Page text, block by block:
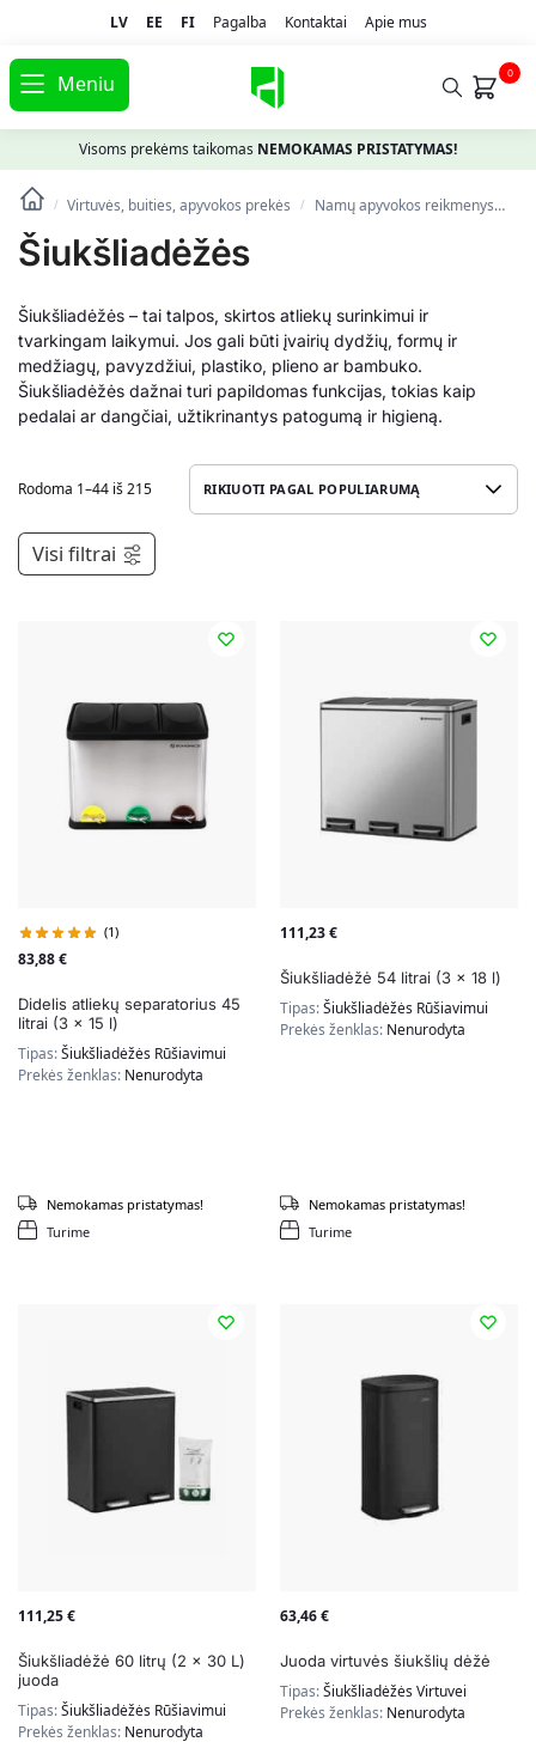
LV EE FI Pagalba Kontaktai Apie mus
Meniu 0
Visoms prekėms taikomas NEMOKAMAS PRISTATYMAS!
/ Virtuvės, buities, apyvokos prekės / Namų apyvokos reikmenys
Šiukšliadėžės
Šiukšliadėžės – tai talpos, skirtos atliekų surinkimui ir
tvarkingam laikymui. Jos gali būti įvairių dydžių, formų ir
medžiagų, pavyzdžiui, plastiko, plieno ar bambuko.
Šiukšliadėžės dažnai turi papildomas funkcijas, tokias kaip
pedalai ar dangčiai, užtikrinantys patogumą ir higieną.
Rodoma 1–44 iš 215
Visi filtrai
(1)
83,88€
Didelis atliekų separatorius 45
litrai (3 x 15 l)
Tipas:Šiukšliadėžės Rūšiavimui
Prekės ženklas: Nenurodyta
Turime
Nemokamas pristatymas!
111,23€
Šiukšliadėžė 54 litrai (3 x 18 l)
Tipas:Šiukšliadėžės Rūšiavimui
Prekės ženklas: Nenurodyta
Turime
Nemokamas pristatymas!
111,25€
Šiukšliadėžė 60 litrų (2 x 30 L)
juoda
Tipas:Šiukšliadėžės Rūšiavimui
Prekės ženklas: Nenurodyta
63,46€
Juoda virtuvės šiukšlių dėžė
Tipas:Šiukšliadėžės Virtuvei
Prekės ženklas: Nenurodyta